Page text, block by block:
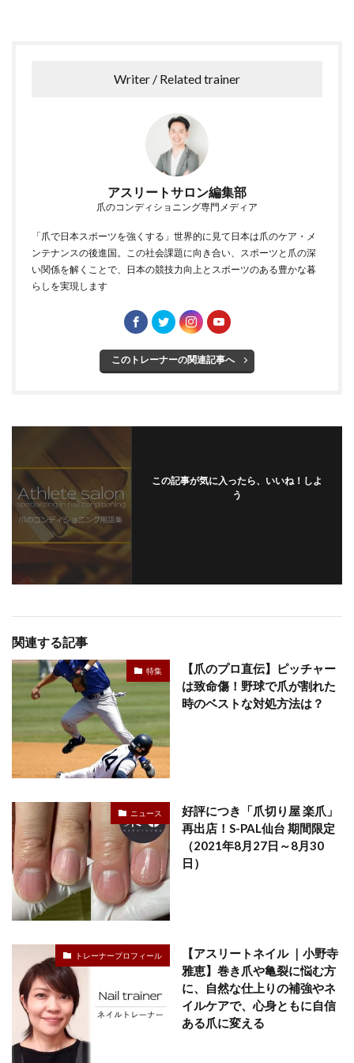
Writer / Related trainer
アスリートサロン編集部
爪のコンディショニング専門メディア
「爪で日本スポーツを強くする」世界的に見て日本は爪のケア・メ
ンテナンスの後進国。この社会課題に向き合い、スポーツと爪の深
い関係を解くことで、日本の競技力向上とスポーツのある豊かな暮
らしを実現します
このトレーナーの関連記事へ
この記事が気に入ったら、いいね！しよ
う
関連する記事
特集
【爪のプロ直伝】ピッチャー
は致命傷！野球で爪が割れた
時のベストな対処方法は？
ニュース
好評につき「爪切り屋 楽爪」
再出店！S-PAL仙台 期間限定
（2021年8月27日～8月30
日）
トレーナープロフィール
【アスリートネイル ｜小野寺
雅恵】巻き爪や亀裂に悩む方
に、自然な仕上りの補強やネ
イルケアで、心身ともに自信
ある爪に変える